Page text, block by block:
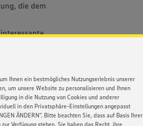
Ihnen ein bestmögliches Nutzungserlebnis unserer
um unsere Website zu personalisieren und Ihnen
in die Nutzung von Cookies und anderer
in den Privatsphäre-Einstellungen angepasst
ÄNDERN”. Bitte beachten Sie, dass auf Basis Ihrer
Verfügung stehen. Sie haben das Recht, ihre
die dem
Events für
Rabatte für